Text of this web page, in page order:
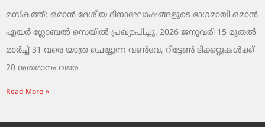
മസ്‌കത്ത്: ഒമാൻ ദേശീയ ദിനാഘോഷങ്ങളുടെ ഭാഗമായി ഒമാൻ
എയർ ഗ്ലോബൽ സെയിൽ പ്രഖ്യാപിച്ചു. 2026 ജനുവരി 15 മുതൽ
മാർച്ച് 31 വരെ യാത്ര ചെയ്യുന്ന വൺവേ, റിട്ടേൺ ടിക്കറ്റുകൾക്ക്
20 ശതമാനം വരെ
Read More »